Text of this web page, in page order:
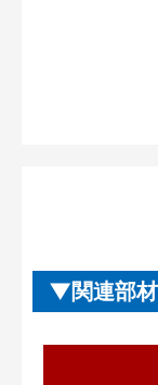
関連部